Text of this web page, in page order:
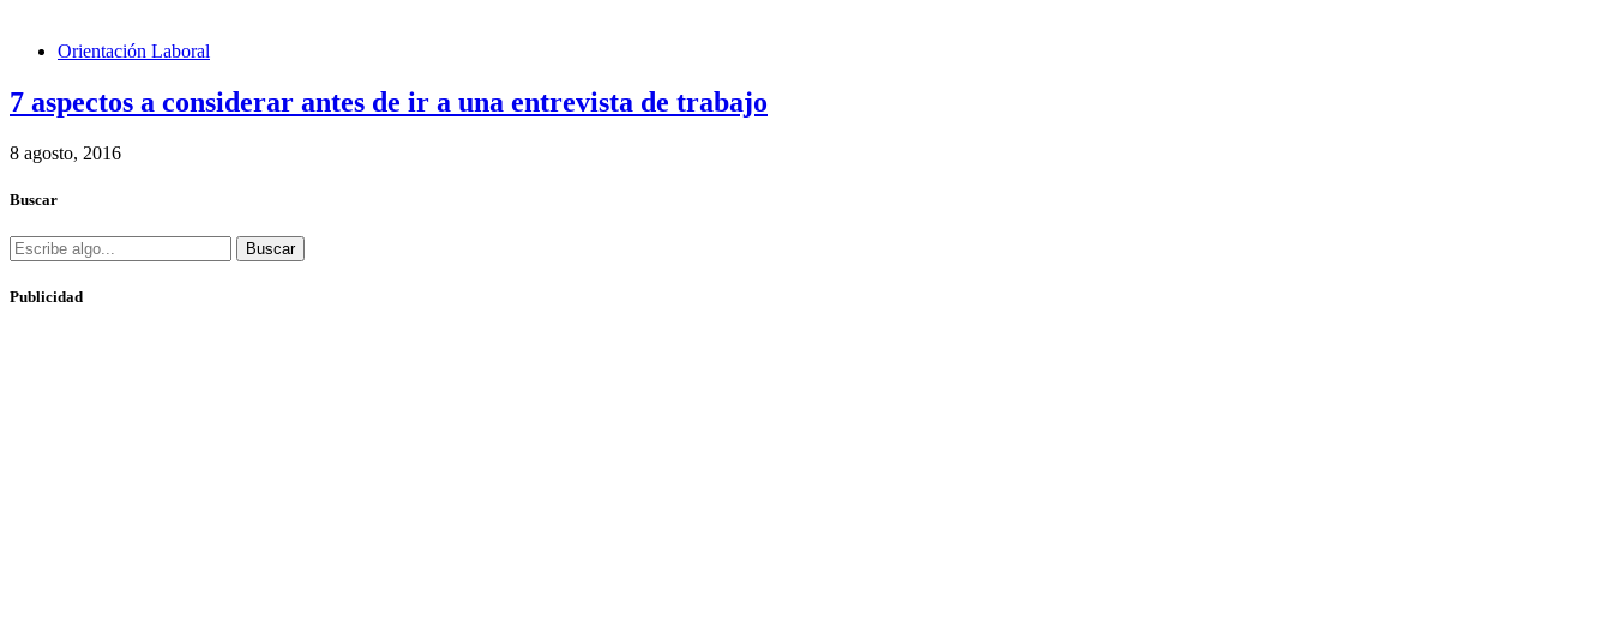
Orientación Laboral
7 aspectos a considerar antes de ir a una entrevista de trabajo
8 agosto, 2016
Buscar
Buscar
Publicidad